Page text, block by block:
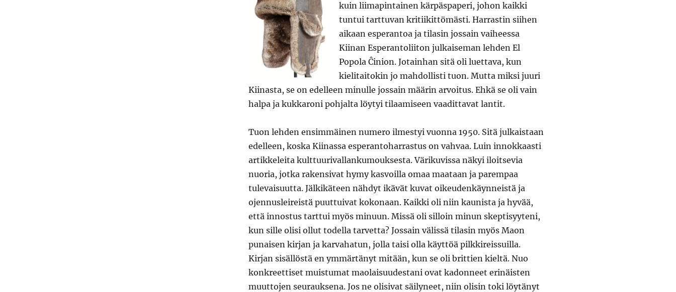
kuin liimapintainen kärpäspaperi, johon kaikki
tuntui tarttuvan kritiikittömästi. Harrastin siihen
aikaan esperantoa ja tilasin jossain vaiheessa
Kiinan Esperantoliiton julkaiseman lehden El
Popola Ĉinion. Jotainhan sitä oli luettava, kun
kielitaitokin jo mahdollisti tuon. Mutta miksi juuri
Kiinasta, se on edelleen minulle jossain määrin arvoitus. Ehkä se oli vain
halpa ja kukkaroni pohjalta löytyi tilaamiseen vaadittavat lantit.
Tuon lehden ensimmäinen numero ilmestyi vuonna 1950. Sitä julkaistaan
edelleen, koska Kiinassa esperantoharrastus on vahvaa. Luin innokkaasti
artikkeleita kulttuurivallankumouksesta. Värikuvissa näkyi iloitsevia
nuoria, jotka rakensivat hymy kasvoilla omaa maataan ja parempaa
tulevaisuutta. Jälkikäteen nähdyt ikävät kuvat oikeudenkäynneistä ja
ojennusleireistä puuttuivat kokonaan. Kaikki oli niin kaunista ja hyvää,
että innostus tarttui myös minuun. Missä oli silloin minun skeptisyyteni,
kun sille olisi ollut todella tarvetta? Jossain välissä tilasin myös Maon
punaisen kirjan ja karvahatun, jolla taisi olla käyttöä pilkkireissuilla.
Kirjan sisällöstä en ymmärtänyt mitään, kun se oli brittien kieltä. Nuo
konkreettiset muistumat maolaisuudestani ovat kadonneet erinäisten
muuttojen seurauksena. Jos ne olisivat säilyneet, niin olisin toki löytänyt